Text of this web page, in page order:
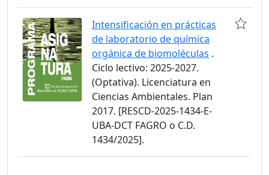
Intensificación en prácticas
de laboratorio de química
orgánica de biomoléculas .
Ciclo lectivo: 2025-2027.
(Optativa). Licenciatura en
Ciencias Ambientales. Plan
2017. [RESCD-2025-1434-E-
UBA-DCT FAGRO o C.D.
1434/2025].